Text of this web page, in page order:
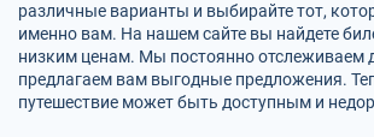
различные варианты и выбирайте тот,
именно вам. На нашем сайте вы найдете
низким ценам. Мы постоянно отслеживаем
предлагаем вам выгодные предложения.
путешествие может быть доступным и